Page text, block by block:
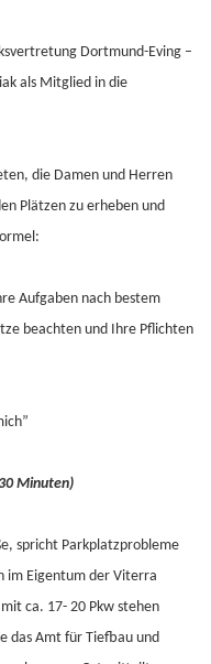
Dortmund-Eving –
als Mitglied in die
die Damen und Herren
Plätzen zu erheben und
Aufgaben nach bestem
beachten und Ihre Pflichten
Minuten)
spricht Parkplatzprobleme
im Eigentum der Viterra
ca. 17- 20 Pkw stehen
das Amt für Tiefbau und